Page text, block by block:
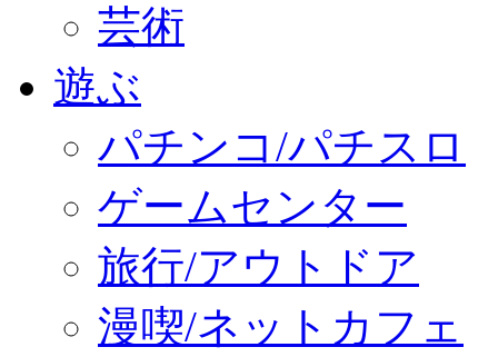
芸術
遊ぶ
パチンコ/パチスロ
ゲームセンター
旅行/アウトドア
漫喫/ネットカフェ